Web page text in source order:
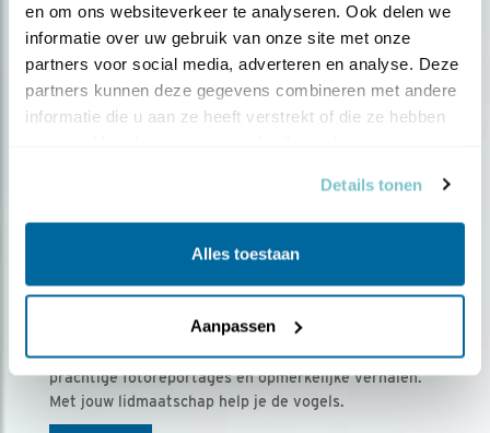
en om ons websiteverkeer te analyseren. Ook delen we
informatie over uw gebruik van onze site met onze
partners voor social media, adverteren en analyse. Deze
partners kunnen deze gegevens combineren met andere
informatie die u aan ze heeft verstrekt of die ze hebben
Details tonen
Alles toestaan
Aanpassen
Ontvang 5 x Vogels voor € 36,00 per jaar
Vogels is het tijdschrift voor onze leden, met
prachtige fotoreportages en opmerkelijke verhalen.
Met jouw lidmaatschap help je de vogels.